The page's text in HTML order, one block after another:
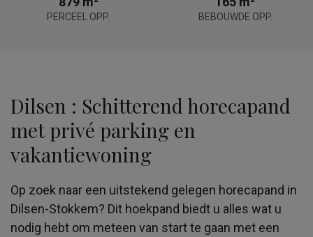
PERCEEL OPP. BEBOUWDE OPP.
Dilsen : Schitterend horecapand
met privé parking en
vakantiewoning
Op zoek naar een uitstekend gelegen horecapand in
Dilsen-Stokkem? Dit hoekpand biedt u alles wat u
nodig hebt om meteen van start te gaan met een